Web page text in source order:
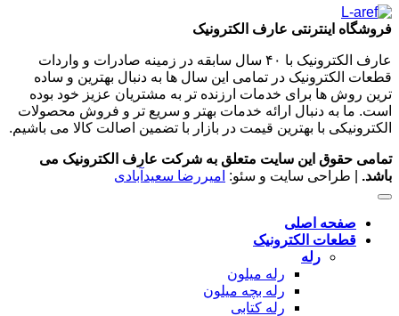
فروشگاه اینترنتی عارف الکترونیک
عارف الکترونیک با ۴۰ سال سابقه در زمینه صادرات و واردات
قطعات الکترونیک در تمامی این سال ها به دنبال بهترین و ساده
ترین روش ها برای خدمات ارزنده تر به مشتریان عزیز خود بوده
است. ما به دنبال ارائه خدمات بهتر و سریع تر و فروش محصولات
الکترونیکی با بهترین قیمت در بازار با تضمین اصالت کالا می باشیم.
تمامی حقوق این سایت متعلق به شرکت عارف الکترونیک می
باشد. | طراحی سایت و سئو: امیررضا سعیدآبادی
صفحه اصلی
قطعات الکترونیک
رله
رله میلون
رله بچه میلون
رله کتابی